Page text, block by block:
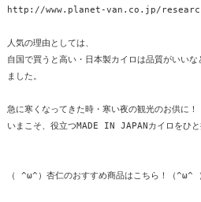
http://www.planet-van.co.jp/
人気の理由としては、
自国で買うと高い・日本製カイロは品質がいい
ました。
急に寒くなってきた時・寒い夜の観光のお供に！
いまこそ、役立つMADE IN JAPANカイロをひと
（ ^ω^）杏仁のおすすめ商品はこちら！（^ω^ ）